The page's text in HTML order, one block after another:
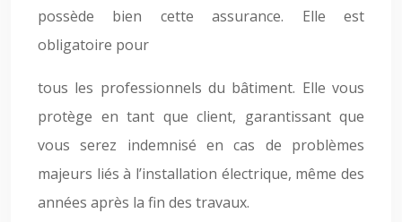
possède bien cette assurance. Elle est
obligatoire pour
tous les professionnels du bâtiment. Elle vous
protège en tant que client, garantissant que
vous serez indemnisé en cas de problèmes
majeurs liés à l’installation électrique, même des
années après la fin des travaux.